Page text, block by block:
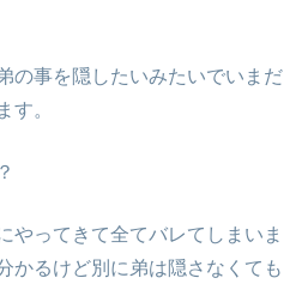
の事を隠したいみたいでいまだ
す。
やってきて全てバレてしまいま
かるけど別に弟は隠さなくても